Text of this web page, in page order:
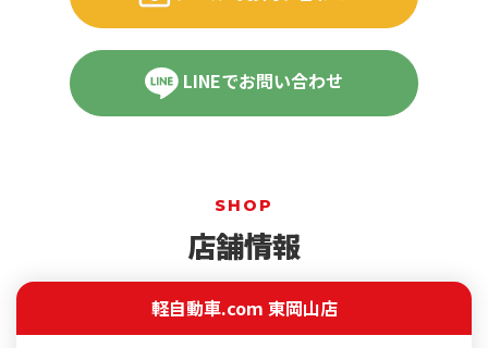
LINEでお問い合わせ
SHOP
店舗情報
軽自動車.com 東岡山店